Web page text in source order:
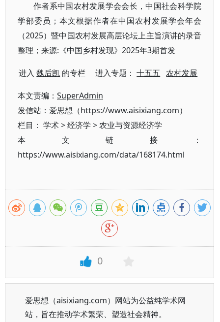
作者系中国农村发展学会会长，中国社会科学院
学部委员；本文根据作者在中国农村发展学会年会
（2025）暨中国农村发展高层论坛上主旨演讲的录音
整理；来源:《中国乡村发现》2025年3期首发
进入魏后凯 的专栏 进入专题：十五五 农村发展
本文责编： SuperAdmin
发信站：爱思想（https://www.aisixiang.com）
栏目： 学术>经济学 >农业与资源经济学
本文链接：
https://www.aisixiang.com/data/168174.html
0
爱思想（aisixiang.com）网站为公益纯学术网
站，旨在推动学术繁荣、塑造社会精神。